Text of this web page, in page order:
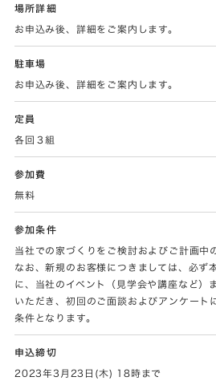
場所詳細
お申込み後、詳細をご案内します。
駐車場
お申込み後、詳細をご案内します。
定員
各回３組
参加費
無料
参加条件
当社での家づくりをご検討およびご計画中
なお、新規のお客様につきましては、必ず
に、当社のイベント（見学会や講座など）
いただき、初回のご面談およびアンケート
条件となります。
申込締切
2023年3月23日(木) 18時まで